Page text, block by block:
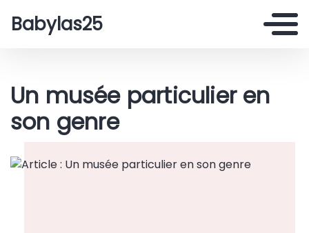
Babylas25
Un musée particulier en
son genre